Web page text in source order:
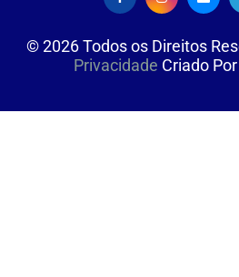
©2026Todos os Direitos
Privacidade Criado Por